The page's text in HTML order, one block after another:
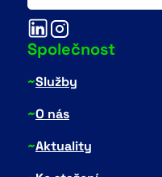
Společnost
~Služby
~O nás
~Aktuality